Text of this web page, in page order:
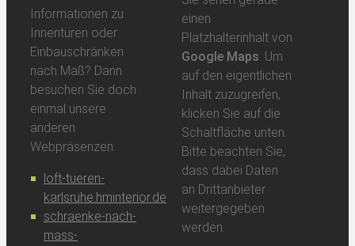
Informationen zu
Innentüren oder
Einbauschränken
nach Maß? Dann
besuchen Sie doch
einmal unsere
anderen
Webpräsenzen:
loft-tueren-
karlsruhe.hminterior.de
schraenke-nach-
mass-
einen
Platzhalterinhalt von
Google Maps. Um
auf den eigentlichen
Inhalt zuzugreifen,
klicken Sie auf die
Schaltfläche unten.
Bitte beachten Sie,
dass dabei Daten
an Drittanbieter
weitergegeben
werden.